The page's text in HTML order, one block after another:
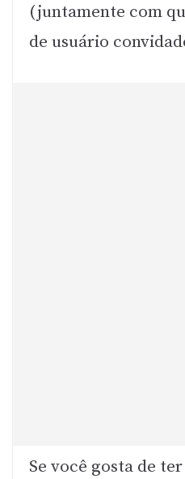
(juntamente com
de usuário
Se você gosta de